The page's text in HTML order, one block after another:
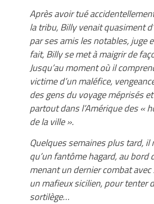
Après avoir tué
la tribu, Billy venait quasiment
par ses amis les notables, juge
fait, Billy se met à maigrir de
Jusqu’au moment où il
victime d’un maléfice,
des gens du voyage méprisés
partout dans l’Amérique des «
de la ville ».
Quelques semaines plus tard, il
qu’un fantôme hagard, au bord
menant un dernier combat
un mafieux sicilien, pour tenter
sortilège…